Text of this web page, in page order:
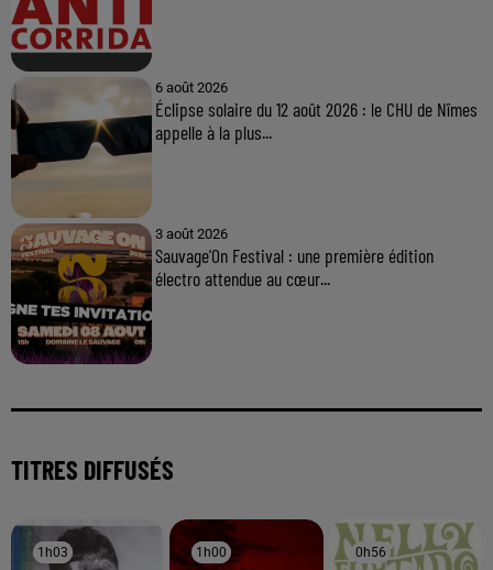
6 août 2026
Éclipse solaire du 12 août 2026 : le CHU de Nîmes
appelle à la plus...
3 août 2026
Sauvage'On Festival : une première édition
électro attendue au cœur...
TITRES DIFFUSÉS
1h03
1h03 1h00
1h00 0h56
0h56